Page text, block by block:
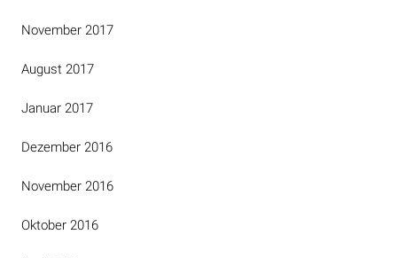
November 2017
August 2017
Januar 2017
Dezember 2016
November 2016
Oktober 2016